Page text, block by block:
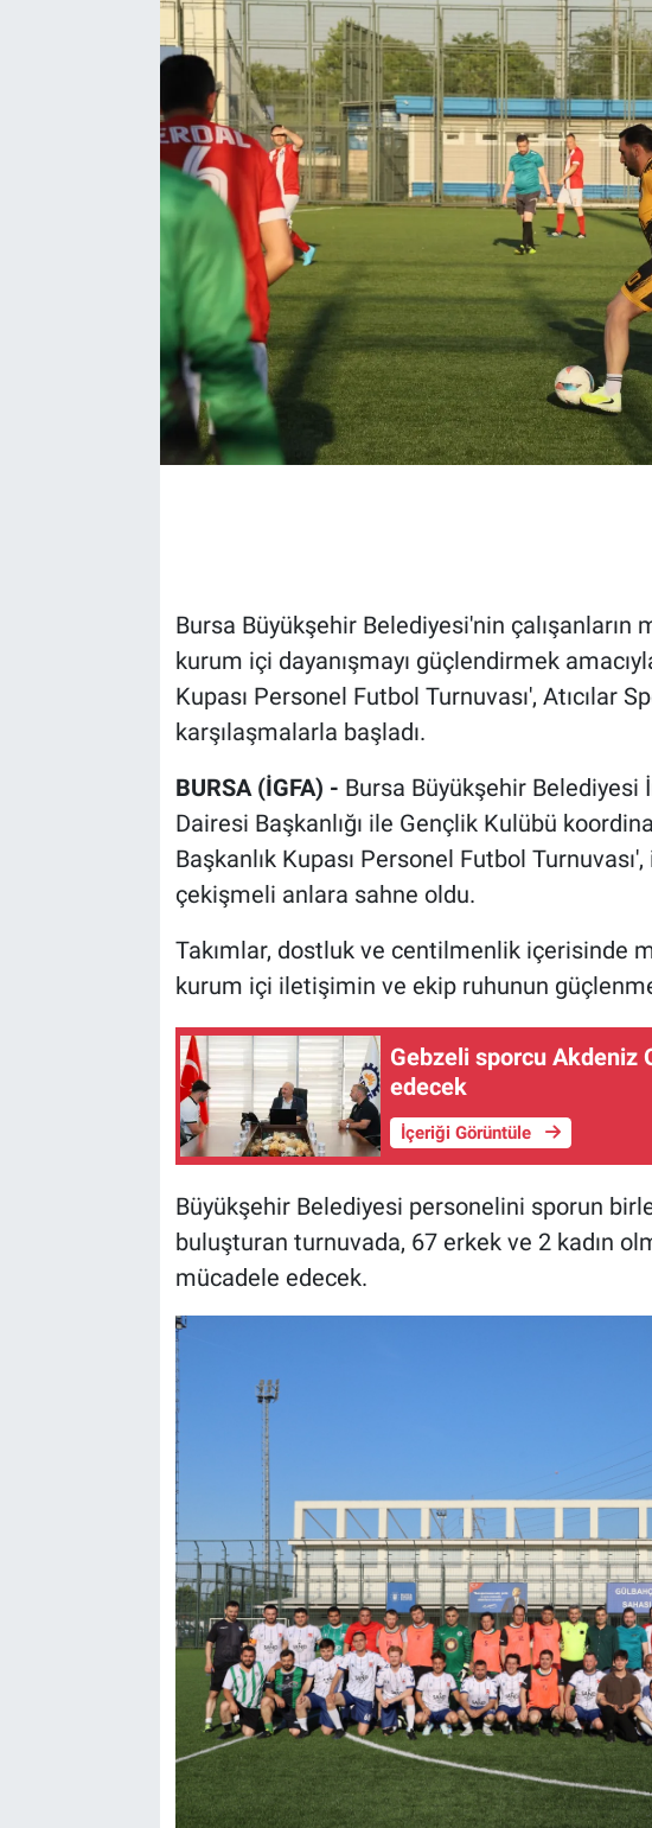
Bursa Büyükşehir Belediyesi'nin çalışanların
kurum içi dayanışmayı güçlendirmek
Kupası Personel Futbol Turnuvası', Atıcılar
karşılaşmalarla başladı.
BURSA (İGFA) - Bursa Büyükşehir Belediyesi
Dairesi Başkanlığı ile Gençlik Kulübü
Başkanlık Kupası Personel Futbol
çekişmeli anlara sahne oldu.
Takımlar, dostluk ve centilmenlik içerisinde
kurum içi iletişimin ve ekip ruhunun
Gebzeli sporcu Akdeniz
edecek
İçeriği Görüntüle
Büyükşehir Belediyesi personelini sporun
buluşturan turnuvada, 67 erkek ve 2 kadın
mücadele edecek.